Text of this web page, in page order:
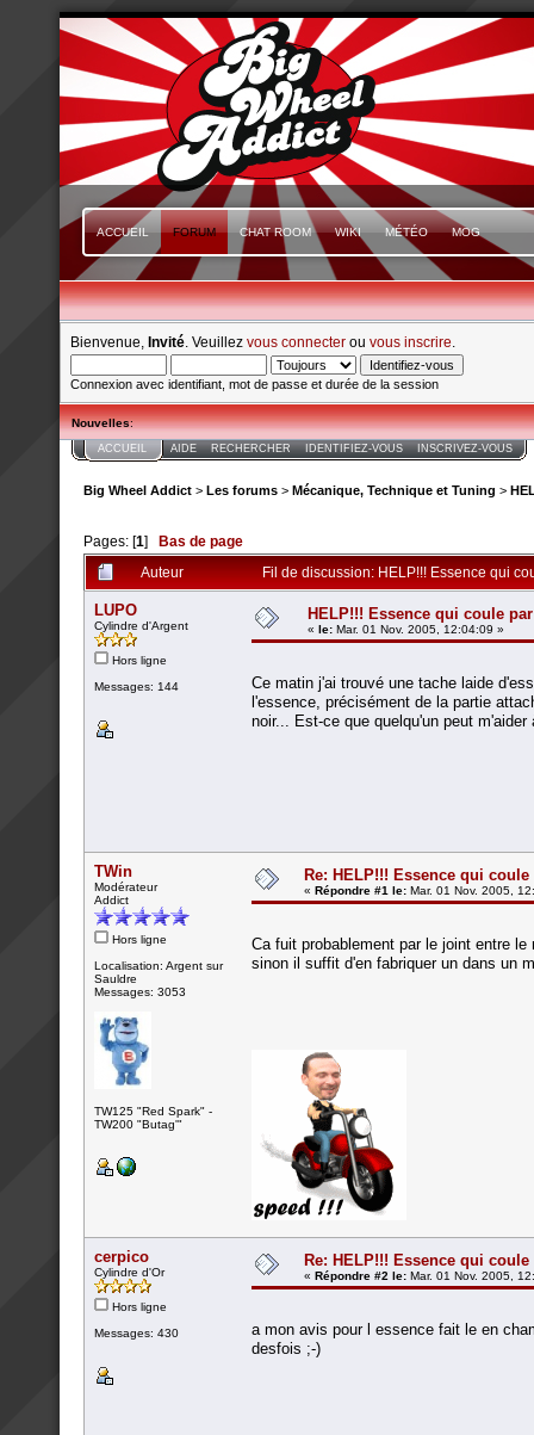
ACCUEIL FORUM CHAT ROOM WIKI MÉTÉO MOG
Bienvenue, Invité . Veuillez vous connecter ou vous inscrire
Connexion avec identifiant, mot de passe et durée de la session
Nouvelles:
ACCUEIL AIDE RECHERCHER IDENTIFIEZ-VOUS INSCRIVEZ-VOUS
Big Wheel Addict > Les forums > Mécanique, Technique et Tuning >
Pages: [1] Bas de page
Auteur
Fil de discussion: HELP!!! Essence qui
LUPO
Cylindre d'Argent
Hors ligne
Messages: 144
HELP!!! Essence qui coule
« le: Mar. 01 Nov. 2005, 12:04:09 »
Ce matin j'ai trouvé une tache laide
l'essence, précisément de la partie
noir... Est-ce que quelqu'un peut m'aider
TWin
Modérateur
Addict
Hors ligne
Localisation: Argent sur
Sauldre
Messages: 3053
TW125 "Red Spark" -
TW200 "Butag'"
Re: HELP!!! Essence qui
« Répondre #1 le: Mar. 01 Nov. 2005,
Ca fuit probablement par le joint entre
sinon il suffit d'en fabriquer un dans un
cerpico
Cylindre d'Or
Hors ligne
Messages: 430
Re: HELP!!! Essence qui
« Répondre #2 le: Mar. 01 Nov. 2005,
a mon avis pour l essence fait le en
desfois ;-)